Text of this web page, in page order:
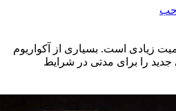
زیادی است. بسیاری از آکواریوم
را برای مدتی در شرایط